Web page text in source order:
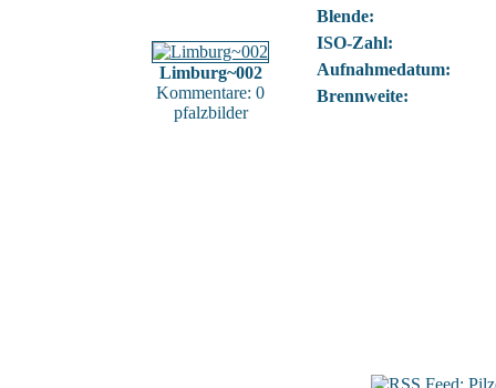
Limburg~002
Kommentare: 0
pfalzbilder
Blende:
ISO-Zahl:
Aufnahmedatum:
Brennweite: